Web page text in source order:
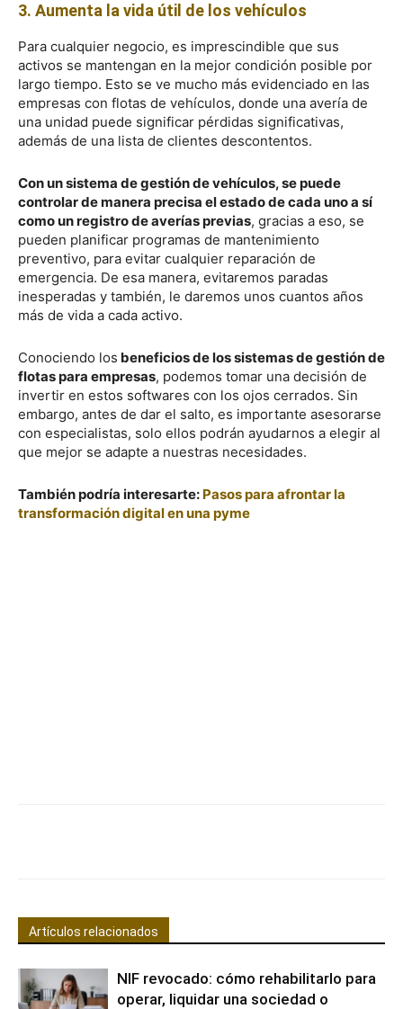
3. Aumenta la vida útil de los vehículos
Para cualquier negocio, es imprescindible que sus
activos se mantengan en la mejor condición posible por
largo tiempo. Esto se ve mucho más evidenciado en las
empresas con flotas de vehículos, donde una avería de
una unidad puede significar pérdidas significativas,
además de una lista de clientes descontentos.
Con un sistema de gestión de vehículos, se puede
controlar de manera precisa el estado de cada uno a sí
como un registro de averías previas, gracias a eso, se
pueden planificar programas de mantenimiento
preventivo, para evitar cualquier reparación de
emergencia. De esa manera, evitaremos paradas
inesperadas y también, le daremos unos cuantos años
más de vida a cada activo.
Conociendo los beneficios de los sistemas de gestión de
flotas para empresas, podemos tomar una decisión de
invertir en estos softwares con los ojos cerrados. Sin
embargo, antes de dar el salto, es importante asesorarse
con especialistas, solo ellos podrán ayudarnos a elegir al
que mejor se adapte a nuestras necesidades.
También podría interesarte: Pasos para afrontar la
transformación digital en una pyme
Artículos relacionados
NIF revocado: cómo rehabilitarlo para
operar, liquidar una sociedad o